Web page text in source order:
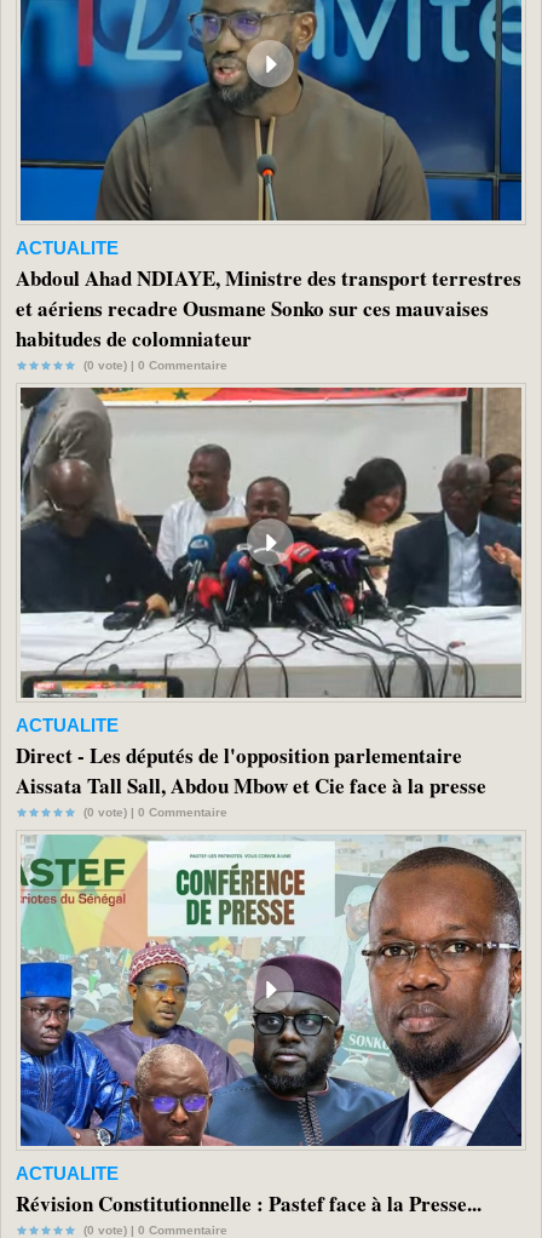
ACTUALITE
Abdoul Ahad NDIAYE, Ministre des transport terrestres
et aériens recadre Ousmane Sonko sur ces mauvaises
habitudes de colomniateur
(0 vote) | 0 Commentaire
ACTUALITE
Direct - Les députés de l'opposition parlementaire
Aissata Tall Sall, Abdou Mbow et Cie face à la presse
(0 vote) | 0 Commentaire
ACTUALITE
Révision Constitutionnelle : Pastef face à la Presse...
(0 vote) | 0 Commentaire